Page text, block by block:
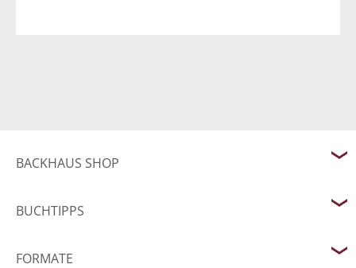
BACKHAUS SHOP
BUCHTIPPS
FORMATE